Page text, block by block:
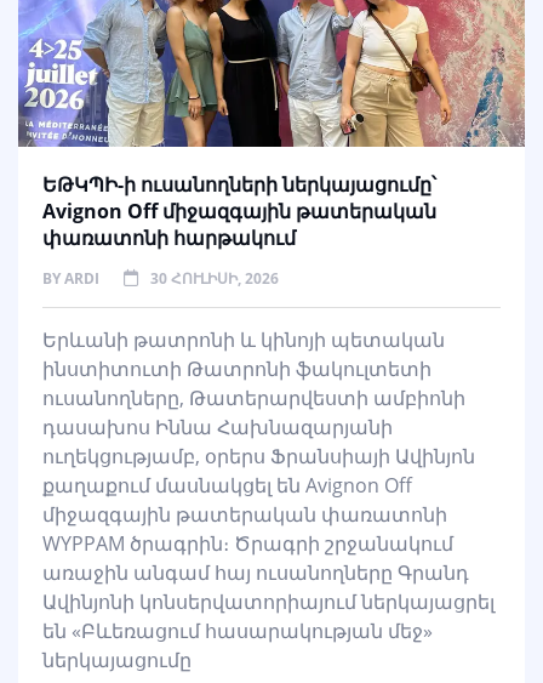
ԵԹԿՊԻ-ի ուսանողների ներկայացումը՝
Avignon Off միջազգային թատերական
փառատոնի հարթակում
BYARDI 30 ՀՈՒԼԻՍԻ, 2026
Երևանի թատրոնի և կինոյի պետական
ինստիտուտի Թատրոնի ֆակուլտետի
ուսանողները, Թատերարվեստի ամբիոնի
դասախոս Իննա Հախնազարյանի
ուղեկցությամբ, օրերս Ֆրանսիայի Ավինյոն
քաղաքում մասնակցել են Avignon Off
միջազգային թատերական փառատոնի
WYPPAM ծրագրին։ Ծրագրի շրջանակում
առաջին անգամ հայ ուսանողները Գրանդ
Ավինյոնի կոնսերվատորիայում ներկայացրել
են «Բևեռացում հասարակության մեջ»
ներկայացումը